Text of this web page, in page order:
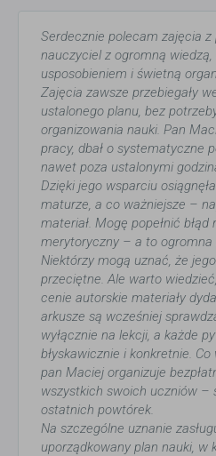
Serdecznie polecam zajęcia
nauczyciel z ogromną wiedzą,
usposobieniem i świetną
Zajęcia zawsze przebiegały
ustalonego planu, bez
organizowania nauki. Pan
pracy, dbał o systematyczne
nawet poza ustalonymi
Dzięki jego wsparciu
maturze, a co ważniejsze –
materiał. Mogę popełnić
merytoryczny – a to ogromna
Niektórzy mogą uznać, że
przeciętne. Ale warto
cenie autorskie materiały
arkusze są wcześniej
wyłącznie na lekcji, a każde
błyskawicznie i konkretnie.
pan Maciej organizuje
wszystkich swoich uczniów –
ostatnich powtórek.
Na szczególne uznanie
uporządkowany plan nauki, w